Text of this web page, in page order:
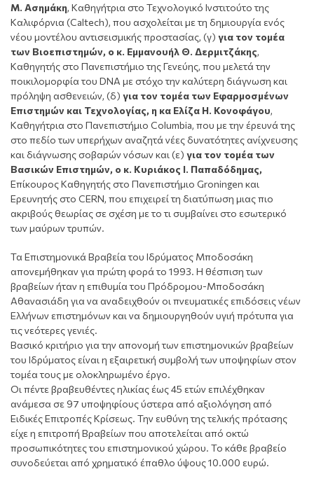
Μ. Ασημάκη, Καθηγήτρια στο Τεχνολογικό Ινστιτούτο της
Καλιφόρνια (Caltech), που ασχολείται με τη δημιουργία ενός
νέου μοντέλου αντισεισμικής προστασίας, (γ) για τον τομέα
των Βιοεπιστημών, ο κ. Εμμανουήλ Θ. Δερμιτζάκης,
Καθηγητής στο Πανεπιστήμιο της Γενεύης, που μελετά την
ποικιλομορφία του DNA με στόχο την καλύτερη διάγνωση και
πρόληψη ασθενειών, (δ) για τον τομέα των Εφαρμοσμένων
Επιστημών και Τεχνολογίας, η κα Ελίζα Η. Κονοφάγου,
Καθηγήτρια στο Πανεπιστήμιο Columbia, που με την έρευνά της
στο πεδίο των υπερήχων αναζητά νέες δυνατότητες ανίχνευσης
και διάγνωσης σοβαρών νόσων και (ε) για τον τομέα των
Βασικών Επιστημών, ο κ. Κυριάκος Ι. Παπαδόδημας,
Επίκουρος Καθηγητής στο Πανεπιστήμιο Groningen και
Ερευνητής στο CERN, που επιχειρεί τη διατύπωση μιας πιο
ακριβούς θεωρίας σε σχέση με το τι συμβαίνει στο εσωτερικό
των μαύρων τρυπών.
Τα Επιστημονικά Βραβεία του Ιδρύματος Μποδοσάκη
απονεμήθηκαν για πρώτη φορά το 1993. Η θέσπιση των
βραβείων ήταν η επιθυμία του Πρόδρομου-Μποδοσάκη
Αθανασιάδη για να αναδειχθούν οι πνευματικές επιδόσεις νέων
Ελλήνων επιστημόνων και να δημιουργηθούν υγιή πρότυπα για
τις νεότερες γενιές.
Βασικό κριτήριο για την απονομή των επιστημονικών βραβείων
του Ιδρύματος είναι η εξαιρετική συμβολή των υποψηφίων στον
τομέα τους με ολοκληρωμένο έργο.
Οι πέντε βραβευθέντες ηλικίας έως 45 ετών επιλέχθηκαν
ανάμεσα σε 97 υποψηφίους ύστερα από αξιολόγηση από
Ειδικές Επιτροπές Κρίσεως. Την ευθύνη της τελικής πρότασης
είχε η επιτροπή Βραβείων που αποτελείται από οκτώ
προσωπικότητες του επιστημονικού χώρου. Το κάθε βραβείο
συνοδεύεται από χρηματικό έπαθλο ύψους 10.000 ευρώ.